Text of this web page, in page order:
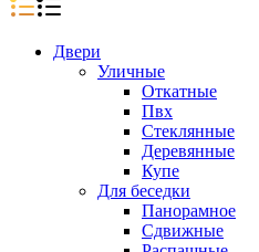
Двери
Уличные
Откатные
Пвх
Стеклянные
Деревянные
Купе
Для беседки
Панорамное
Сдвижные